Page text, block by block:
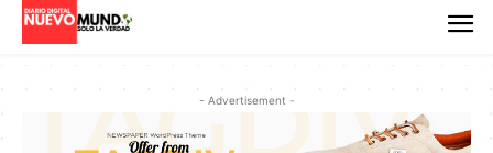
- Advertisement -